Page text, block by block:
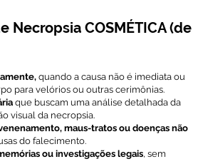
Necropsia COSMÉTICA (de
quando a causa não é imediata ou
para velórios ou outras cerimônias.
que buscam uma análise detalhada da
visual da necropsia.
maus-tratos ou doenças não
do falecimento.
ou investigações legais, sem